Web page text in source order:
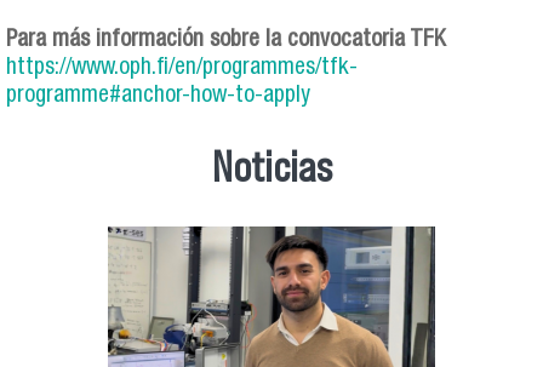
Para más información sobre la convocatoria TFK
https://www.oph.fi/en/programmes/tfk-
programme#anchor-how-to-apply
Noticias